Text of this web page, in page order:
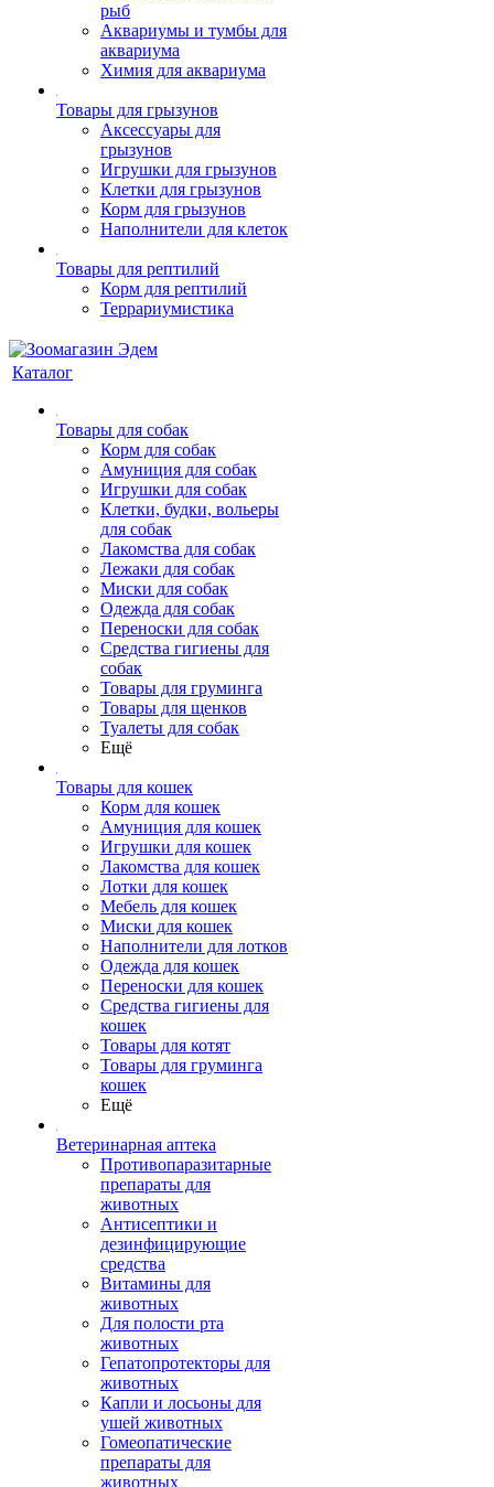
рыб
Аквариумы и тумбы для
аквариума
Химия для аквариума
Товары для грызунов
Аксессуары для
грызунов
Игрушки для грызунов
Клетки для грызунов
Корм для грызунов
Наполнители для клеток
Товары для рептилий
Корм для рептилий
Террариумистика
Каталог
Товары для собак
Корм для собак
Амуниция для собак
Игрушки для собак
Клетки, будки, вольеры
для собак
Лакомства для собак
Лежаки для собак
Миски для собак
Одежда для собак
Переноски для собак
Средства гигиены для
собак
Товары для груминга
Товары для щенков
Туалеты для собак
Ещё
Товары для кошек
Корм для кошек
Амуниция для кошек
Игрушки для кошек
Лакомства для кошек
Лотки для кошек
Мебель для кошек
Миски для кошек
Наполнители для лотков
Одежда для кошек
Переноски для кошек
Средства гигиены для
кошек
Товары для котят
Товары для груминга
кошек
Ещё
Ветеринарная аптека
Противопаразитарные
препараты для
животных
Антисептики и
дезинфицирующие
средства
Витамины для
животных
Для полости рта
животных
Гепатопротекторы для
животных
Капли и лосьоны для
ушей животных
Гомеопатические
препараты для
животных